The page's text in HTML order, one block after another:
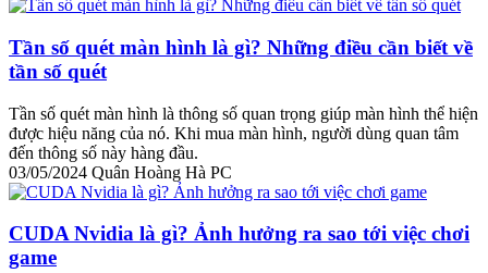
Tần số quét màn hình là gì? Những điều cần biết về
tần số quét
Tần số quét màn hình là thông số quan trọng giúp màn hình thể hiện
được hiệu năng của nó. Khi mua màn hình, người dùng quan tâm
đến thông số này hàng đầu.
03/05/2024 Quân Hoàng Hà PC
CUDA Nvidia là gì? Ảnh hưởng ra sao tới việc chơi
game